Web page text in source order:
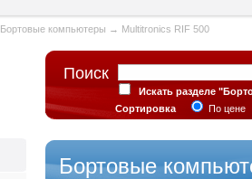
Бортовые компьютеры → Multitronics RIF 500
Поиск
Искать разделе
Сортировка
По
Бортовые